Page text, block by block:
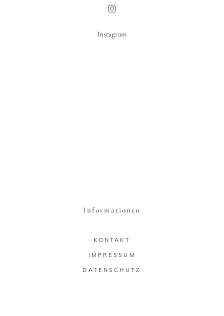
Instagram
Informationen
KONTAKT
IMPRESSUM
DATENSCHUTZ